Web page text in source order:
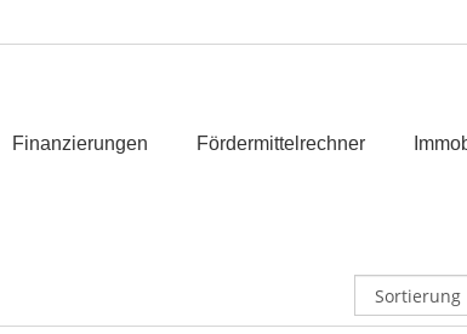
Finanzierungen Fördermittelrechner